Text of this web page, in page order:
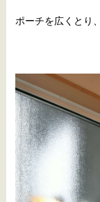
ポーチを広くとり